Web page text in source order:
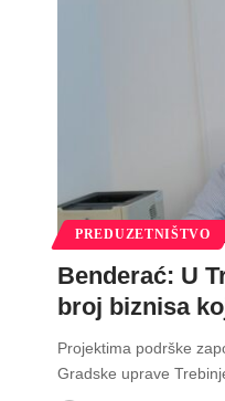
PREDUZETNIŠTVO
Benderać: U
broj biznisa
Projektima podrške
Gradske uprave